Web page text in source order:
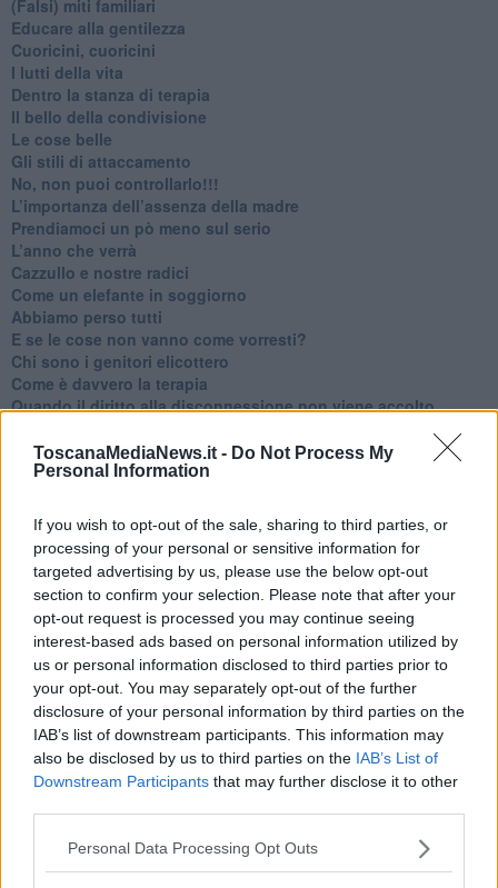
ToscanaMediaNews.it - Do Not Process My
Personal Information
If you wish to opt-out of the sale, sharing to third parties, or
processing of your personal or sensitive information for
targeted advertising by us, please use the below opt-out
section to confirm your selection. Please note that after your
opt-out request is processed you may continue seeing
interest-based ads based on personal information utilized by
us or personal information disclosed to third parties prior to
your opt-out. You may separately opt-out of the further
disclosure of your personal information by third parties on the
IAB’s list of downstream participants. This information may
also be disclosed by us to third parties on the IAB’s List of
Downstream Participants that may further disclose it to other
Personal Data Processing Opt Outs
​(Falsi) miti familiari
​Educare alla gentilezza
​Cuoricini, cuoricini
I lutti della vita
​Dentro la stanza di terapia
​Il bello della condivisione
Le cose belle
​Gli stili di attaccamento
No, non puoi controllarlo!!!
​L’importanza dell’assenza della madre
​Prendiamoci un pò meno sul serio
​L’anno che verrà
​Cazzullo e nostre radici
​Come un elefante in soggiorno
​Abbiamo perso tutti
E se le cose non vanno come vorresti?
​Chi sono i genitori elicottero
Come è davvero la terapia
Quando il diritto alla disconnessione non viene accolto
​Il diritto ad essere disconnessi
​Il pensiero dicotomico e la salute mentale
​La Clownterapia
​Differenze tra persone frustrate e non
L’invisibile fatica mentale
Vacanze a km zero
​Buone Vacan(si)e!
​Il lato positivo delle cose
​Storie antiche di tempi moderni
​Quello che alle mamme non dicono
Adultescenza
Homo imbecillis
​4 anni di Blog
Quando il silenzio è aggressivo
​Il passato, questo conosciuto!
​L’uomo o l’orso?
Non hanno un amico a teatro​